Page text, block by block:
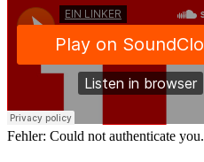
Fehler: Could not authenticate you.